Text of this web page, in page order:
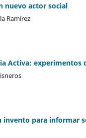
nuevo actor social
Ramírez
Activa:
invento para informar